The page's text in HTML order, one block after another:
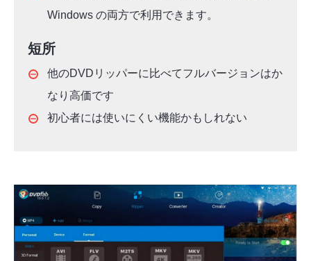
Windows の両方で利用できます。
短所
他のDVDリッパーに比べてフルバージョンはか
なり高価です
初心者には使いにくい機能かもしれない